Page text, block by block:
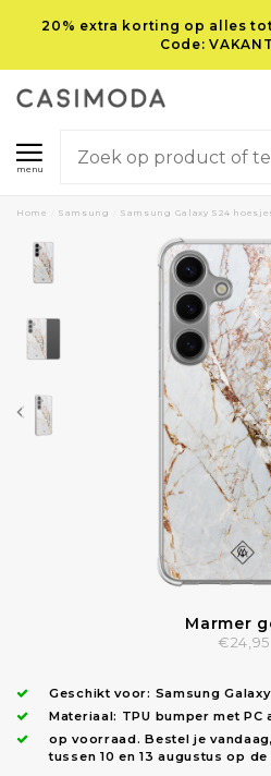
20% extra korting op alles
Code:
menu
Home Samsung Samsung Galaxy S24
Marmer
€24,95
Geschikt voor: Samsung
Materiaal: TPU bumper met PC
op voorraad.Bestel je
tussen 10 en 13 augustus op